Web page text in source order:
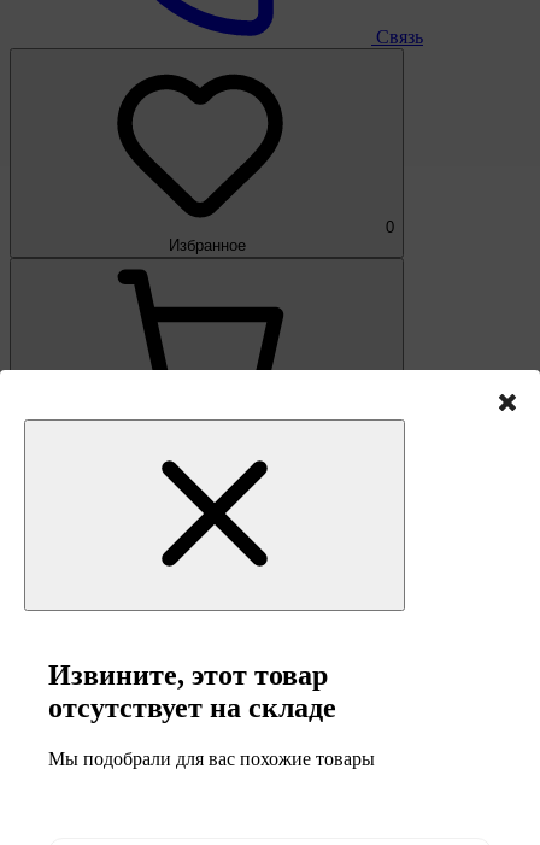
Связь
0
Избранное
Извините, этот товар
отсутствует на складе
Мы подобрали для вас похожие товары